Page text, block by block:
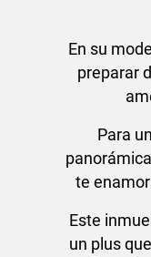
En su
preparar
Para
te
Este
un plus